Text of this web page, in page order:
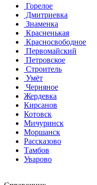
Горелое
Дмитриевка
Знаменка
Красненькая
Красносвободное
Первомайский
Петровское
Строитель
Умёт
Черняное
Жердевка
Кирсанов
Котовск
Мичуринск
Моршанск
Рассказово
Тамбов
Уварово